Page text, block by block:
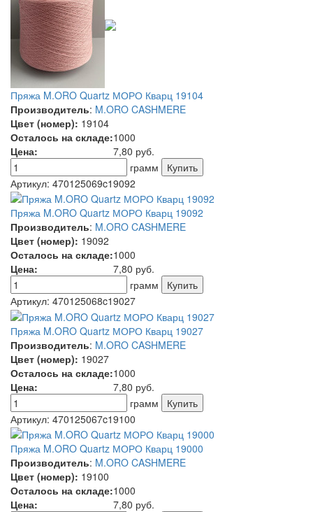
Пряжа M.ORO Quartz МОРО Кварц 19104
Производитель: M.ORO CASHMERE
Цвет (номер): 19104
Осталось на складе:1000
Цена:
7,80 руб.
грамм
Артикул: 470125069c19092
Пряжа M.ORO Quartz МОРО Кварц 19092
Производитель: M.ORO CASHMERE
Цвет (номер): 19092
Осталось на складе:1000
Цена:
7,80 руб.
грамм
Артикул: 470125068c19027
Пряжа M.ORO Quartz МОРО Кварц 19027
Производитель: M.ORO CASHMERE
Цвет (номер): 19027
Осталось на складе:1000
Цена:
7,80 руб.
грамм
Артикул: 470125067c19100
Пряжа M.ORO Quartz МОРО Кварц 19000
Производитель: M.ORO CASHMERE
Цвет (номер): 19100
Осталось на складе:1000
Цена:
7,80 руб.